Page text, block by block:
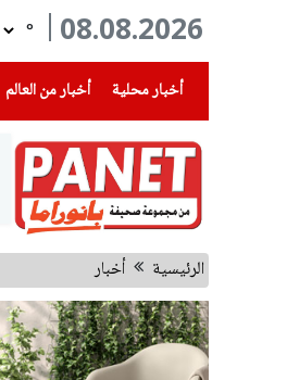
08.08.2026
°
أخبار محلية
(current) أخبار من العالم
الرئيسية أخبار